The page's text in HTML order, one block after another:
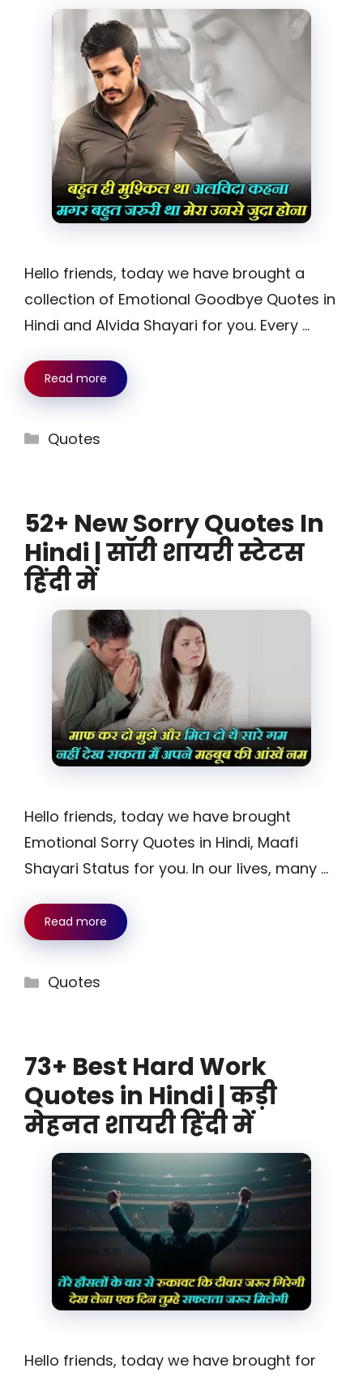
Hello friends, today we have brought a
collection of Emotional Goodbye Quotes in
Hindi and Alvida Shayari for you. Every …
Read more
Categories
Quotes
52+ New Sorry Quotes In
Hindi | सॉरी शायरी स्टेटस
हिंदी में
Hello friends, today we have brought
Emotional Sorry Quotes in Hindi, Maafi
Shayari Status for you. In our lives, many …
Read more
Categories
Quotes
73+ Best Hard Work
Quotes in Hindi | कड़ी
मेहनत शायरी हिंदी में
Hello friends, today we have brought for